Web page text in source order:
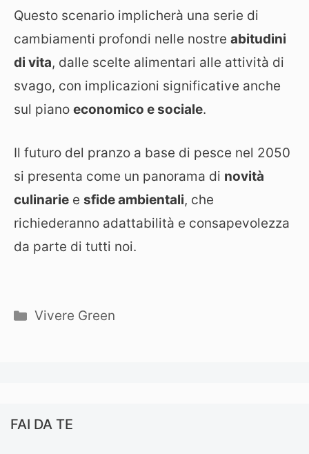
Questo scenario implicherà una serie di
cambiamenti profondi nelle nostre abitudini
di vita, dalle scelte alimentari alle attività di
svago, con implicazioni significative anche
sul piano economico e sociale.
Il futuro del pranzo a base di pesce nel 2050
si presenta come un panorama di novità
culinarie e sfide ambientali, che
richiederanno adattabilità e consapevolezza
da parte di tutti noi.
Categorie
Vivere Green
FAI DA TE